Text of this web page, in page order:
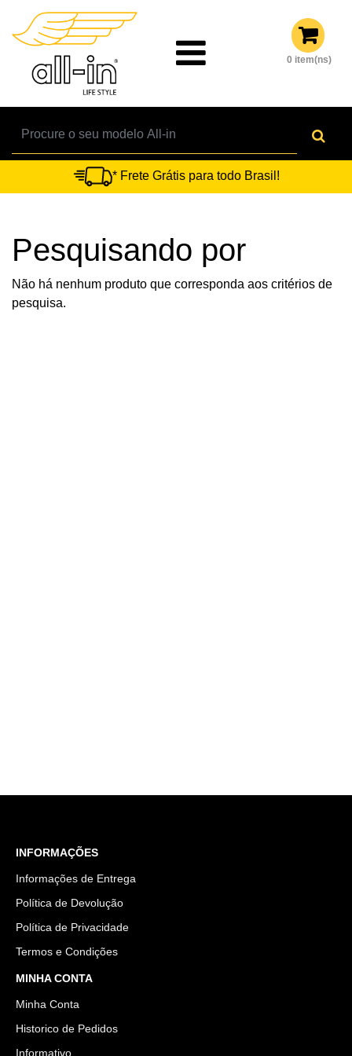
0 item(ns)
* Frete Grátis para todo Brasil!
Pesquisando por
Não há nenhum produto que corresponda aos critérios de
pesquisa.
INFORMAÇÕES
Informações de Entrega
Política de Devolução
Política de Privacidade
Termos e Condições
MINHA CONTA
Minha Conta
Historico de Pedidos
Informativo